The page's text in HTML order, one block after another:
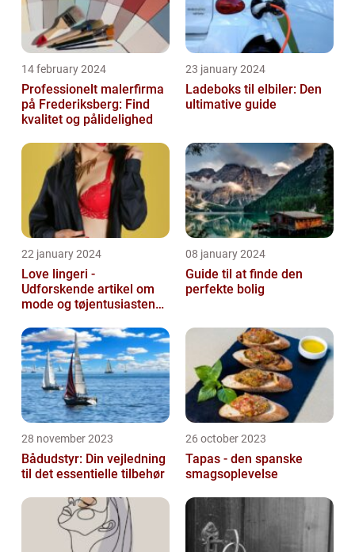
14 february 2024
Professionelt malerfirma
på Frederiksberg: Find
kvalitet og pålidelighed
23 january 2024
Ladeboks til elbiler: Den
ultimative guide
22 january 2024
Love lingeri -
Udforskende artikel om
mode og tøjentusiastens
08 january 2024
Guide til at finde den
perfekte bolig
28 november 2023
Bådudstyr: Din vejledning
til det essentielle tilbehør
26 october 2023
Tapas - den spanske
smagsoplevelse